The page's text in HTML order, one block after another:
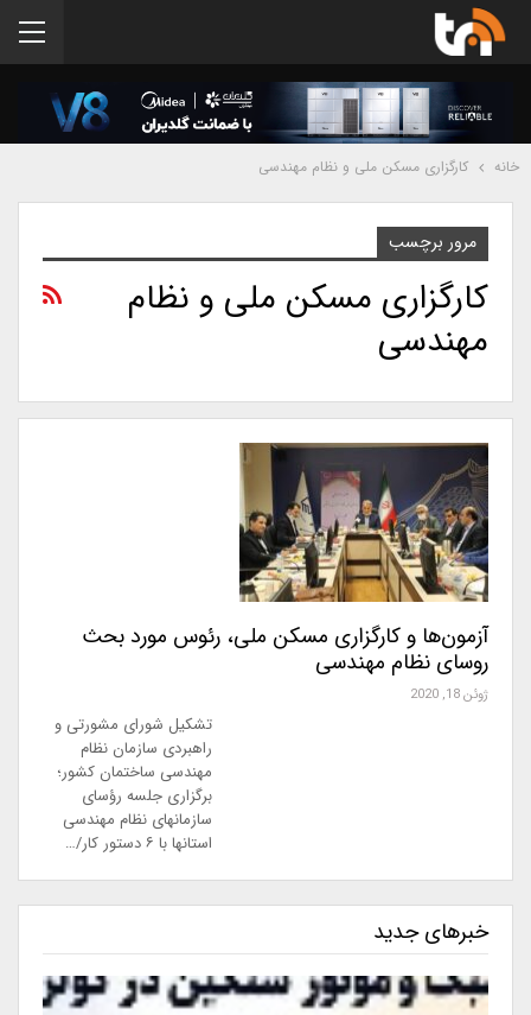
خانه کارگزاری مسکن ملی و نظام مهندسی
مرور برچسب
کارگزاری مسکن ملی و نظام
مهندسی
آزمون‌ها و کارگزاری مسکن ملی، رئوس مورد بحث
روسای نظام مهندسی
ژوئن 18, 2020
تشکیل شورای مشورتی و
راهبردی سازمان نظام
مهندسی ساختمان کشور؛
برگزاری جلسه رؤساى
سازمانهاى نظام مهندسى
استانها با ۶ دستور کار/…
خبرهای جدید